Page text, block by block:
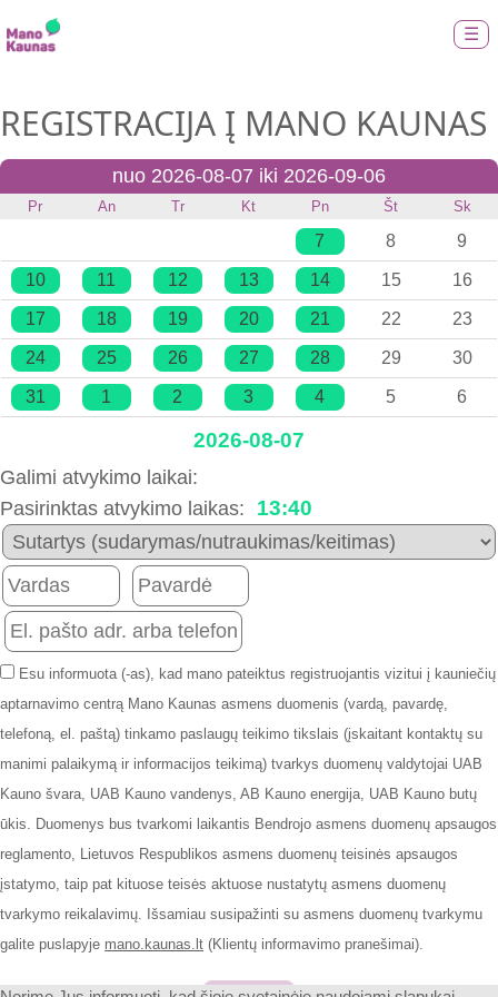
☰
REGISTRACIJA Į MANO KAUNAS
nuo 2026-08-07 iki 2026-09-06
Pr An Tr Kt Pn Št Sk
7 8 9
10 11 12 13 14 15 16
17 18 19 20 21 22 23
24 25 26 27 28 29 30
31 1 2 3 4 5 6
2026-08-07
Galimi atvykimo laikai:
Pasirinktas atvykimo laikas:
13:40
Esu informuota (-as), kad mano pateiktus registruojantis vizitui į kauniečių
aptarnavimo centrą Mano Kaunas asmens duomenis (vardą, pavardę,
telefoną, el. paštą) tinkamo paslaugų teikimo tikslais (įskaitant kontaktų su
manimi palaikymą ir informacijos teikimą) tvarkys duomenų valdytojai UAB
Kauno švara, UAB Kauno vandenys, AB Kauno energija, UAB Kauno butų
ūkis. Duomenys bus tvarkomi laikantis Bendrojo asmens duomenų apsaugos
reglamento, Lietuvos Respublikos asmens duomenų teisinės apsaugos
įstatymo, taip pat kituose teisės aktuose nustatytų asmens duomenų
tvarkymo reikalavimų. Išsamiau susipažinti su asmens duomenų tvarkymu
galite puslapyje mano.kaunas.lt (Klientų informavimo pranešimai).